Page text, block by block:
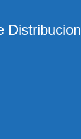
Distribucion